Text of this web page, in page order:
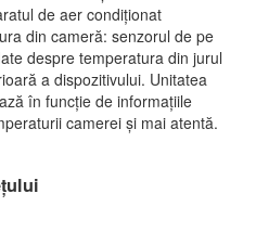
de aer condiționat
din cameră: senzorul de pe
despre temperatura din jurul
a dispozitivului. Unitatea
în funcție de informațiile
camerei și mai atentă.